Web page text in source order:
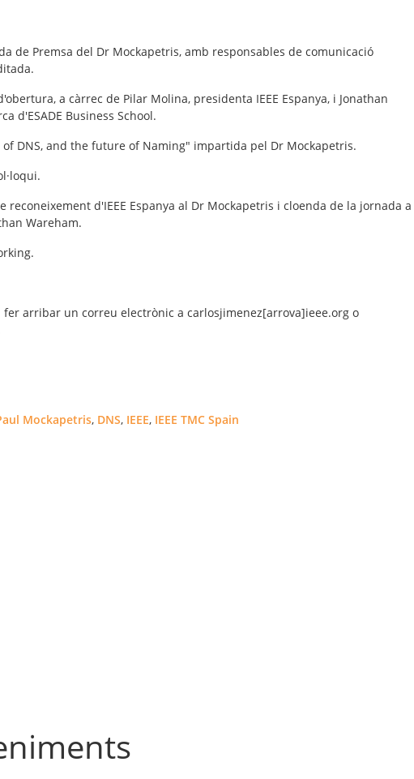
de Premsa del Dr Mockapetris, amb responsables de comunicació
a càrrec de Pilar Molina, presidenta IEEE Espanya, i Jonathan
d'ESADE Business School.
of DNS, and the future of Naming" impartida pel Dr Mockapetris.
reconeixement d'IEEE Espanya al Dr Mockapetris i cloenda de la jornada a
Wareham.
fer arribar un correu electrònic a carlosjimenez[arrova]ieee.org o
Mockapetris, DNS, IEEE, IEEE TMC Spain